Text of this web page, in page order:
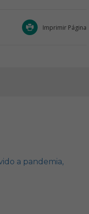
Imprimir Página
a pandemia,